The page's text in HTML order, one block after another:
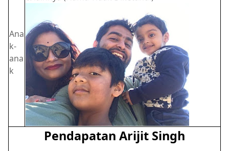
Ana
k-
ana
k
Pendapatan Arijit Singh